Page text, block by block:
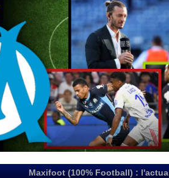
Maxifoot (100% Football) :